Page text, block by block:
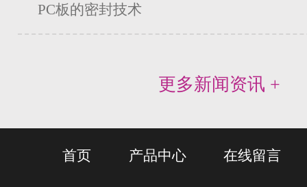
PC板的密封技术
更多新闻资讯 +
首页 产品中心 在线留言